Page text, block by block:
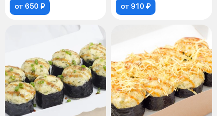
от 650 ₽ от 910 ₽